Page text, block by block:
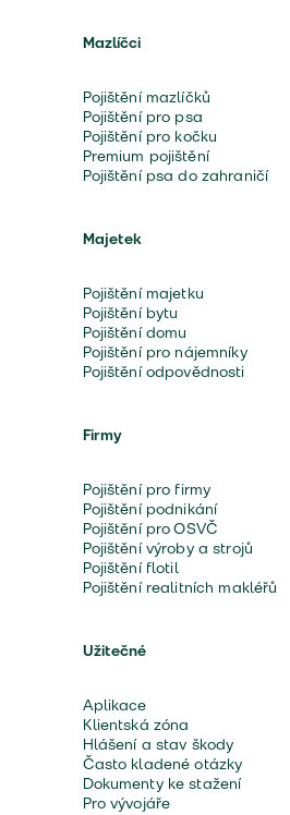
Mazlíčci
Pojištění mazlíčků
Pojištění pro psa
Pojištění pro kočku
Premium pojištění
Pojištění psa do zahraničí
Majetek
Pojištění majetku
Pojištění bytu
Pojištění domu
Pojištění pro nájemníky
Pojištění odpovědnosti
Firmy
Pojištění pro firmy
Pojištění podnikání
Pojištění pro OSVČ
Pojištění výroby a strojů
Pojištění flotil
Pojištění realitních makléřů
Užitečné
Aplikace
Klientská zóna
Hlášení a stav škody
Často kladené otázky
Dokumenty ke stažení
Pro vývojáře